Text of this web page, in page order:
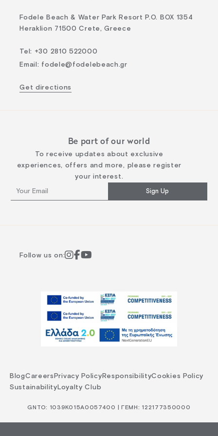
Fodele Beach & Water Park Resort P.O. BOX 1354
Heraklion 71500 Crete, Greece
Tel: +30 2810 522000
Email : fodele@fodelebeach.gr
Get directions
Be part of our world
To receive updates about exclusive
experiences, offers and more, please register
your interest.
Sign Up
Follow us on:
BlogCareers Privacy Policy ResponsibilityCookies Policy
Sustainability Loyalty Club
GNTO: 1039Κ015Α0057400 | ΓΕΜΗ: 122177350000